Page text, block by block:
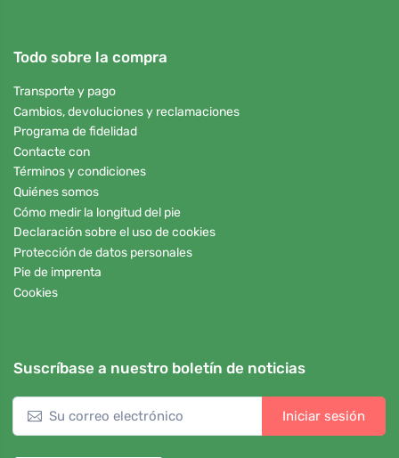
Todo sobre la compra
Transporte y pago
Cambios, devoluciones y reclamaciones
Programa de fidelidad
Contacte con
Términos y condiciones
Quiénes somos
Cómo medir la longitud del pie
Declaración sobre el uso de cookies
Protección de datos personales
Pie de imprenta
Cookies
Suscríbase a nuestro boletín de noticias
Iniciar sesión